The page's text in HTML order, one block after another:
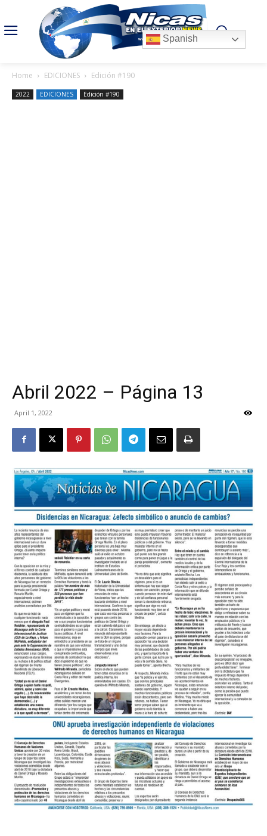
Home EDICIONES Edición #190
2022 EDICIONES Edición #190
Abril 2022 – Página 13
April 1, 2022
Spanish